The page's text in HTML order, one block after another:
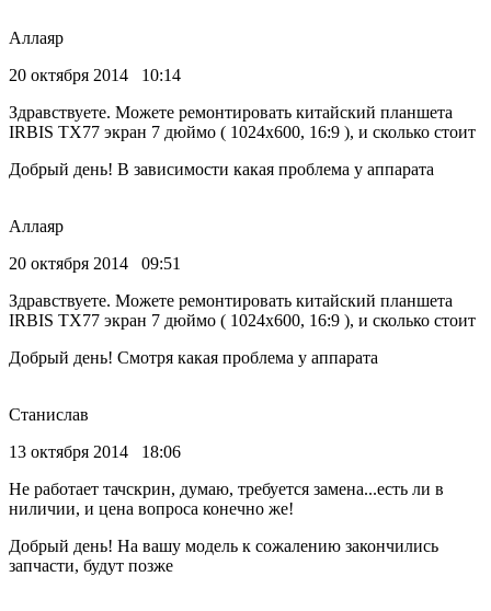
Аллаяр
20 октября 2014 10:14
Здравствуете. Можете ремонтировать китайский планшета
IRBIS TX77 экран 7 дюймо ( 1024х600, 16:9 ), и сколько стоит
Добрый день! В зависимости какая проблема у аппарата
Аллаяр
20 октября 2014 09:51
Здравствуете. Можете ремонтировать китайский планшета
IRBIS TX77 экран 7 дюймо ( 1024х600, 16:9 ), и сколько стоит
Добрый день! Смотря какая проблема у аппарата
Станислав
13 октября 2014 18:06
Не работает тачскрин, думаю, требуется замена...есть ли в
ниличии, и цена вопроса конечно же!
Добрый день! На вашу модель к сожалению закончились
запчасти, будут позже